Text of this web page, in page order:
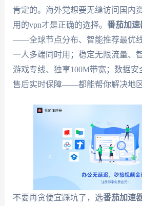
肯定的。海外党想要无缝访问国内
用的vpn才是正确的选择。 番茄加速
——全球节点分布、智能推荐最优线
一人多端同时用；稳定无限流量、
游戏专线、独享100M带宽；数据安
售后实时保障——都能帮你解决地区
不要再贪便宜踩坑了，选番茄加速